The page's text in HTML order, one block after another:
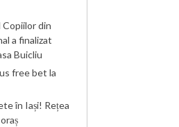
din
a finalizat
Buicliu
free bet la
în Iași! Rețea